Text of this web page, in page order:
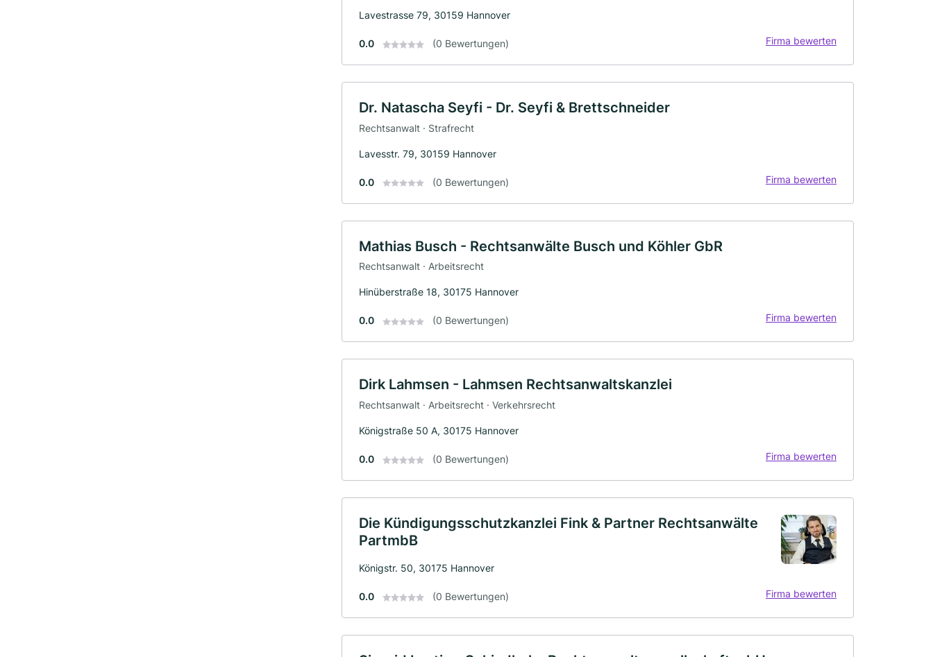
Lavestrasse 79, 30159 Hannover
0.0 (0 Bewertungen) Firma bewerten
Dr. Natascha Seyfi - Dr. Seyfi & Brettschneider
Rechtsanwalt · Strafrecht
Lavesstr. 79, 30159 Hannover
0.0 (0 Bewertungen) Firma bewerten
Mathias Busch - Rechtsanwälte Busch und Köhler GbR
Rechtsanwalt · Arbeitsrecht
Hinüberstraße 18, 30175 Hannover
0.0 (0 Bewertungen) Firma bewerten
Dirk Lahmsen - Lahmsen Rechtsanwaltskanzlei
Rechtsanwalt · Arbeitsrecht · Verkehrsrecht
Königstraße 50 A, 30175 Hannover
0.0 (0 Bewertungen) Firma bewerten
Die Kündigungsschutzkanzlei Fink & Partner Rechtsanwälte
PartmbB
Königstr. 50, 30175 Hannover
0.0 (0 Bewertungen) Firma bewerten